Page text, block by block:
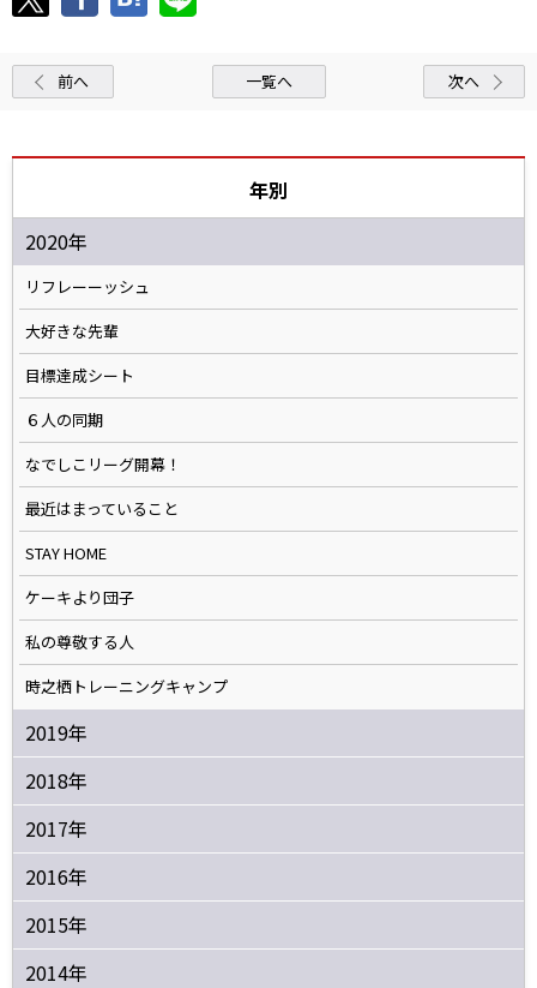
前へ 一覧へ 次へ
年別
2020年
リフレーーッシュ
大好きな先輩
目標達成シート
６人の同期
なでしこリーグ開幕！
最近はまっていること
STAY HOME
ケーキより団子
私の尊敬する人
時之栖トレーニングキャンプ
2019年
2018年
2017年
2016年
2015年
2014年